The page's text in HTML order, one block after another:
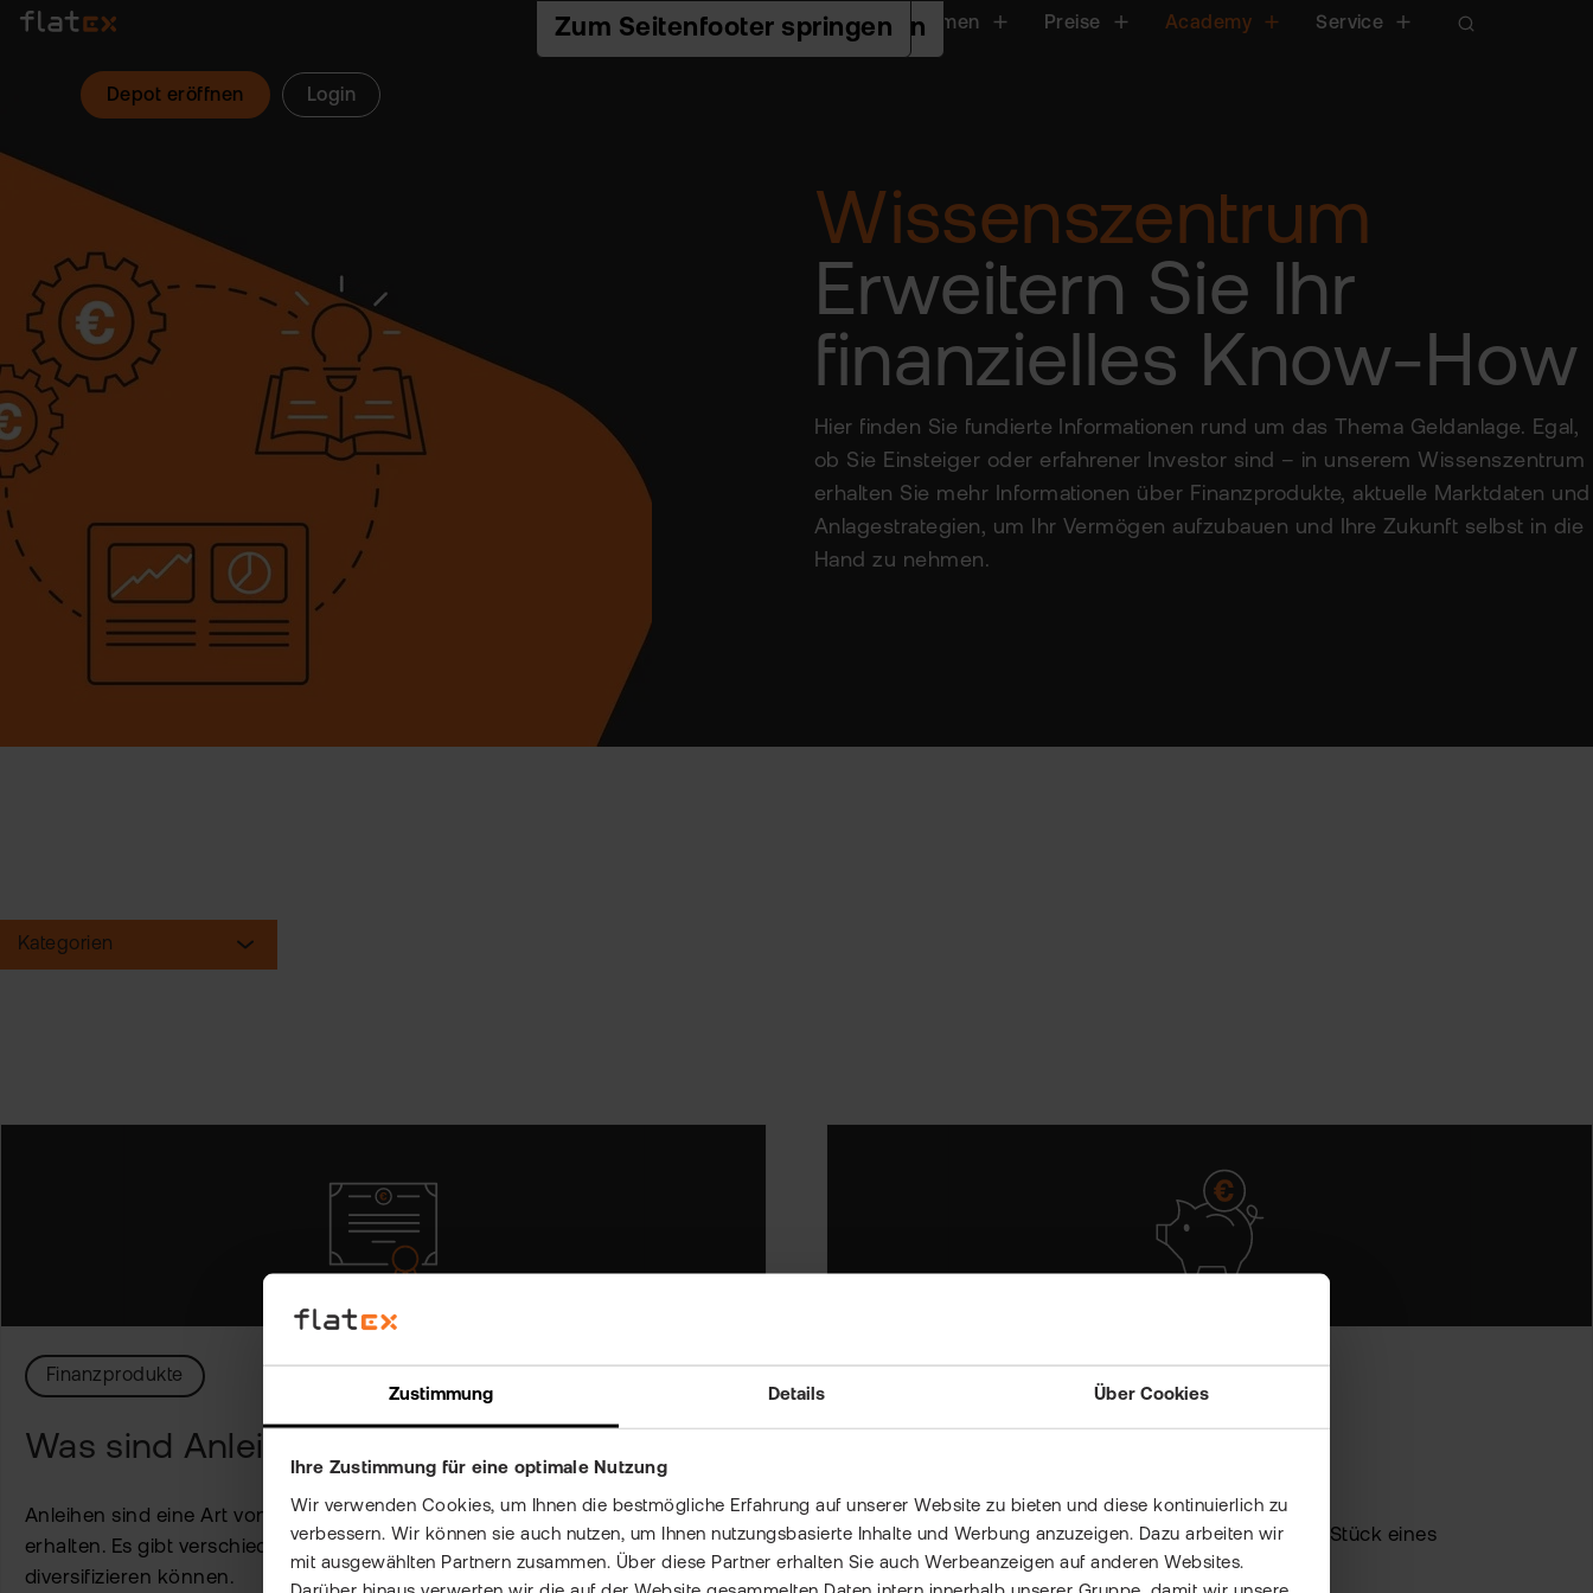
Zustimmung Details Über Cookies
Ihre Zustimmung für eine optimale Nutzung
Wir verwenden Cookies, um Ihnen die bestmögliche Erfahrung auf unserer Website zu bieten und diese kontinuierlich zu
verbessern. Wir können sie auch nutzen, um Ihnen nutzungsbasierte Inhalte und Werbung anzuzeigen. Dazu arbeiten wir
mit ausgewählten Partnern zusammen. Über diese Partner erhalten Sie auch Werbeanzeigen auf anderen Websites.
Zur Hauptnavigation springen
Zum Seiteninhalt springen
Zum Seitenfooter springen
Handeln Plattformen Preise Academy Service
Depot eröffnen Login
Wissenszentrum
Erweitern Sie Ihr
finanzielles Know-How
Hier finden Sie fundierte Informationen rund um das Thema Geldanlage. Egal,
ob Sie Einsteiger oder erfahrener Investor sind – in unserem Wissenszentrum
erhalten Sie mehr Informationen über Finanzprodukte, aktuelle Marktdaten und
Anlagestrategien, um Ihr Vermögen aufzubauen und Ihre Zukunft selbst in die
Hand zu nehmen.
Kategorien
Finanzprodukte
Was sind Anleihen?
Anleihen sind eine Art von Investition, bei der Sie Geld verleihen und Zinsen
erhalten. Es gibt verschiedene Arten von Anleihen, mit denen Sie Ihr Portfolio
diversifizieren können.
Wenn wir über Aktien sprechen, reden wir über ein Stück eines
Unternehmens. Aber was bedeutet das genau?